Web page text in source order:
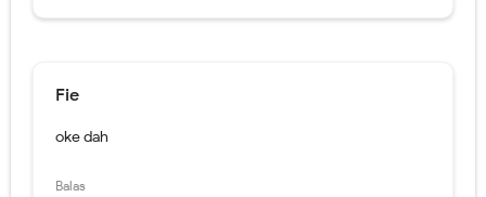
Fie
oke dah
Balas